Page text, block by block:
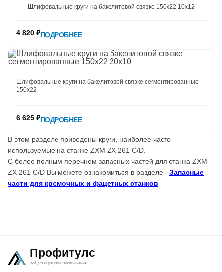
Шлифовальные круги на бакелитовой связке 150х22 10х12
4 820 ₽ПОДРОБНЕЕ
Шлифовальные круги на бакелитовой связке сегментированные
150х22
6 625 ₽ПОДРОБНЕЕ
В этом разделе приведены круги, наиболее часто
используемые на станке ZXM ZX 261 C/D.
С более полным перечнем запасных частей для станка ZXM
ZX 261 C/D Вы можете ознакомиться в разделе - Запасные
части для кромочных и фацетных станков
Профитулс
Всё для обработки стекла и камня